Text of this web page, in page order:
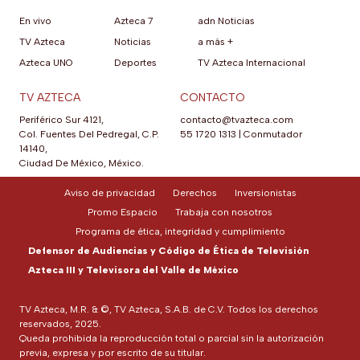
En vivo
TV Azteca
Azteca UNO
Azteca 7
Noticias
Deportes
adn Noticias
a más +
TV Azteca Internacional
TV AZTECA
Periférico Sur 4121,
Col. Fuentes Del Pedregal, C.P.
14140,
Ciudad De México, México.
CONTACTO
contacto@tvazteca.com
55 1720 1313
Conmutador
TV Azteca, M.R. & ©, TV Azteca, S.A.B. de C.V. Todos los derechos
reservados, 2025.
Queda prohibida la reproducción total o parcial sin la autorización
previa, expresa y por escrito de su titular.
Aviso de privacidad Derechos
Inversionistas
Promo Espacio
Trabaja con nosotros
Programa de ética, integridad y cumplimiento
Defensor de Audiencias y Código de Ética de Televisión
Azteca III y Televisora del Valle de México